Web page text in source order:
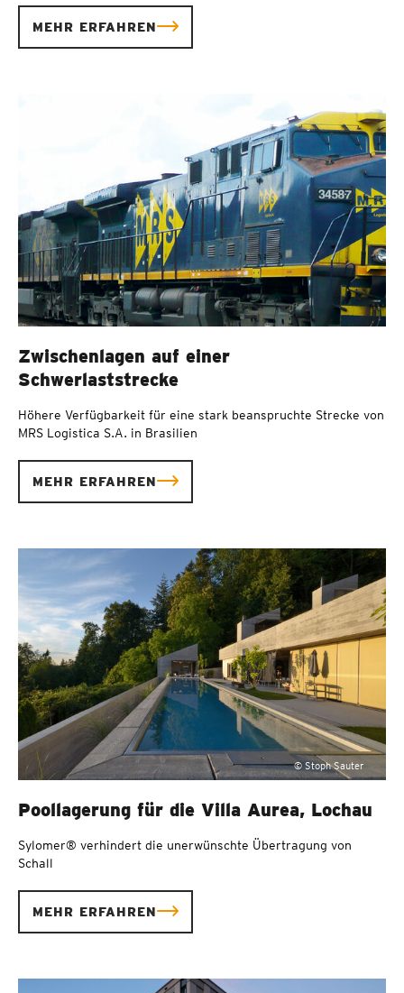
MEHR ERFAHREN
Zwischenlagen auf einer
Schwerlaststrecke
Höhere Verfügbarkeit für eine stark beanspruchte Strecke von
MRS Logistica S.A. in Brasilien
MEHR ERFAHREN
© Stoph Sauter
Poollagerung für die Villa Aurea, Lochau
Sylomer® verhindert die unerwünschte Übertragung von
Schall
MEHR ERFAHREN